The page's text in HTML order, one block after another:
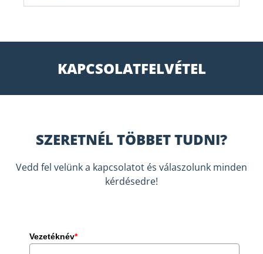
KAPCSOLATFELVÉTEL
SZERETNÉL TÖBBET TUDNI?
Vedd fel velünk a kapcsolatot és válaszolunk minden
kérdésedre!
Vezetéknév*